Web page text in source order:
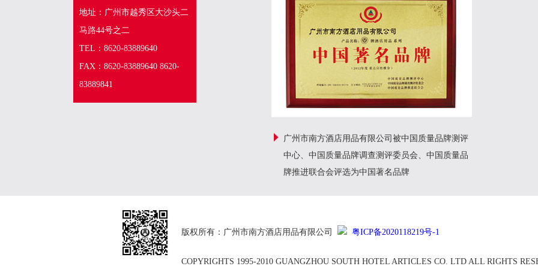
地址：广州市越秀区大沙头二
马路44号之二
TEL：8620-83889640
FAX：8620-83889640 8620-
83889841
广州市南方酒店用品有限公司被中国质量品牌测评
中心、中国质量品牌调查测评委员会、中国质量品
牌推进联合会评选为中国著名品牌
版权所有：广州市南方酒店用品有限公司 粤ICP备2020118219号-1
COPYRIGHTS 1995-2010 GUANGZHOU SOUTH HOTEL ARTICLES CO. LTD ALL RIGHTS